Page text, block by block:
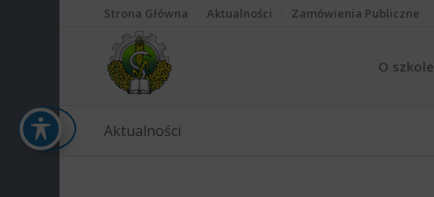
Strona Główna Aktualności Zamówienia Publiczne
O szkole
Aktualności